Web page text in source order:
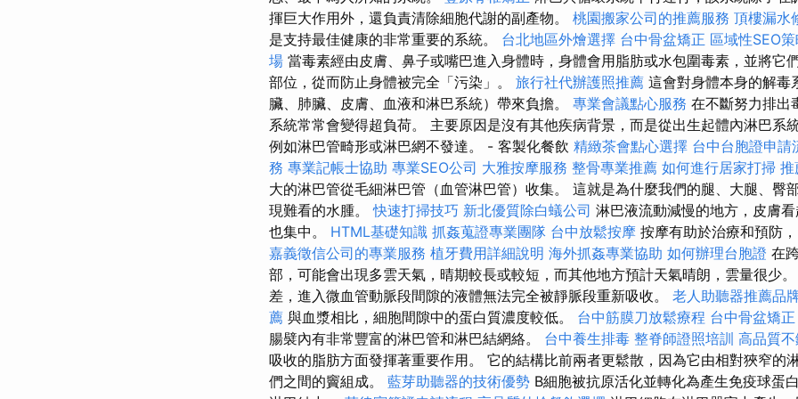
揮巨大作用外，還負責清除細胞代謝的副產物。 桃園搬家公司的推薦服務 頂樓漏水
是支持最佳健康的非常重要的系統。 台北地區外燴選擇 台中骨盆矯正 區域性SEO
場 當毒素經由皮膚、鼻子或嘴巴進入身體時，身體會用脂肪或水包圍毒素，並將它
部位，從而防止身體被完全「污染」。 旅行社代辦護照推薦 這會對身體本身的解毒
臟、肺臟、皮膚、血液和淋巴系統）帶來負擔。 專業會議點心服務 在不斷努力排出
系統常常會變得超負荷。 主要原因是沒有其他疾病背景，而是從出生起體內淋巴系
例如淋巴管畸形或淋巴網不發達。 - 客製化餐飲 精緻茶會點心選擇 台中台胞證申請
務 專業記帳士協助 專業SEO公司 大雅按摩服務 整骨專業推薦 如何進行居家打掃 推
大的淋巴管從毛細淋巴管（血管淋巴管）收集。 這就是為什麼我們的腿、大腿、臀
現難看的水腫。快速打掃技巧 新北優質除白蟻公司 淋巴液流動減慢的地方，皮膚
也集中。 HTML基礎知識 抓姦蒐證專業團隊 台中放鬆按摩 按摩有助於治療和預防
嘉義徵信公司的專業服務 植牙費用詳細說明 海外抓姦專業協助 如何辦理台胞證 在
部，可能會出現多雲天氣，晴期較長或較短，而其他地方預計天氣晴朗，雲量很少
差，進入微血管動脈段間隙的液體無法完全被靜脈段重新吸收。 老人助聽器推薦品
薦 與血漿相比，細胞間隙中的蛋白質濃度較低。 台中筋膜刀放鬆療程 台中骨盆矯
腸襞內有非常豐富的淋巴管和淋巴結網絡。 台中養生排毒 整脊師證照培訓 高品質
吸收的脂肪方面發揮著重要作用。 它的結構比前兩者更鬆散，因為它由相對狹窄的
們之間的竇組成。 藍芽助聽器的技術優勢 B細胞被抗原活化並轉化為產生免疫球蛋